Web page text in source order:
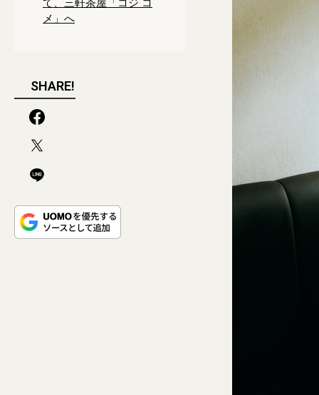
て、三軒茶屋「コジ コ
メ」へ
SHARE!